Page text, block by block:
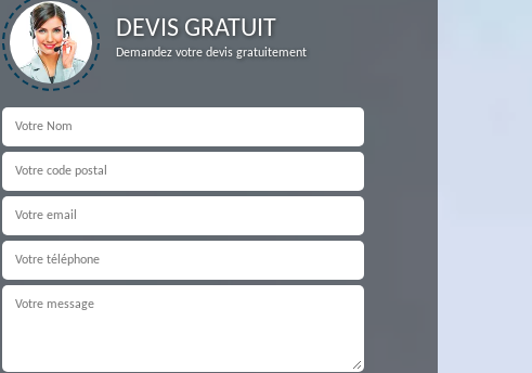
DEVIS GRATUIT
Demandez votre devis gratuitement